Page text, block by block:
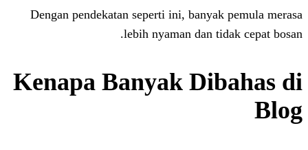
Dengan pendekatan seperti ini,
lebih nyaman dan
Kenapa Banyak